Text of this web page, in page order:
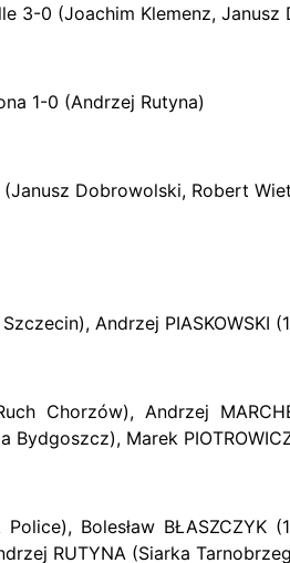
3-0 (Joachim Klemenz,
1-0 (Andrzej Rutyna)
Dobrowolski, Robert
Andrzej PIASKOWSKI
Chorzów), Andrzej
Bydgoszcz), Marek
Bolesław
RUTYNA (Siarka